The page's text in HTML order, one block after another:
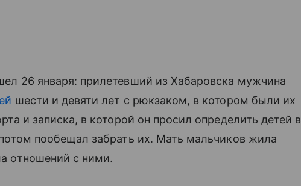
26 января: прилетевший из Хабаровска мужчина
шести и девяти лет с рюкзаком, в котором были их
и записка, в которой он просил определить детей в
пообещал забрать их. Мать мальчиков жила
отношений с ними.